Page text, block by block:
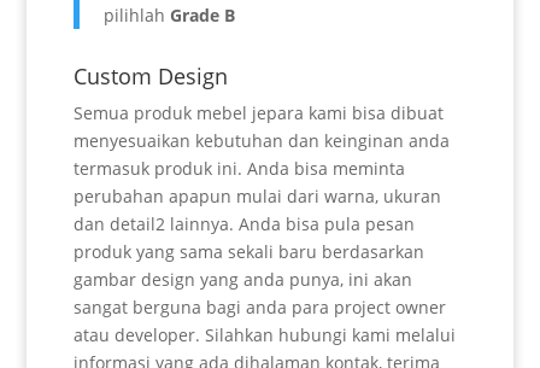
pilihlah Grade B
Custom Design
Semua produk mebel jepara kami bisa dibuat
menyesuaikan kebutuhan dan keinginan anda
termasuk produk ini. Anda bisa meminta
perubahan apapun mulai dari warna, ukuran
dan detail2 lainnya. Anda bisa pula pesan
produk yang sama sekali baru berdasarkan
gambar design yang anda punya, ini akan
sangat berguna bagi anda para project owner
atau developer. Silahkan hubungi kami melalui
informasi yang ada dihalaman kontak, terima